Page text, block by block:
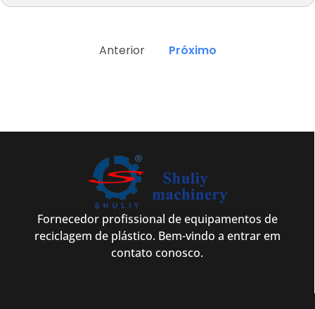
Anterior Próximo
Fornecedor profissional de equipamentos de
reciclagem de plástico. Bem-vindo a entrar em
contato conosco.